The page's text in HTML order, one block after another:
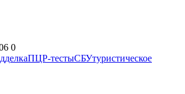
0
ПЦР-тестыСБУтуристическое